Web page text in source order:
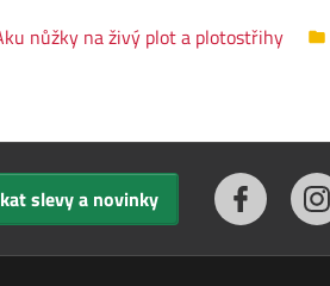
nůžky na živý plot a plotostřihy
slevy a novinky